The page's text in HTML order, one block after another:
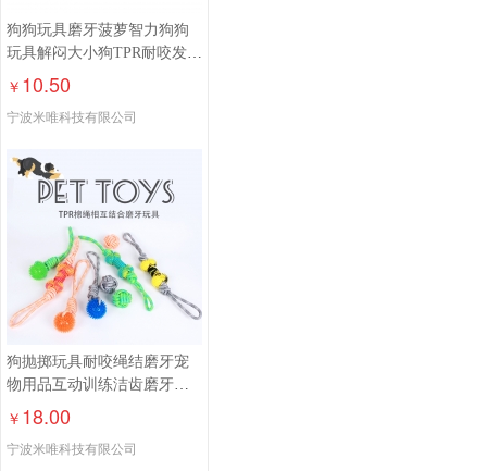
狗狗玩具磨牙菠萝智力狗狗
玩具解闷大小狗TPR耐咬发声
幼犬 仿真玩具
￥ 10.50
宁波米唯科技有限公司
狗抛掷玩具耐咬绳结磨牙宠
物用品互动训练洁齿磨牙大
小型犬玩具球
￥ 18.00
宁波米唯科技有限公司